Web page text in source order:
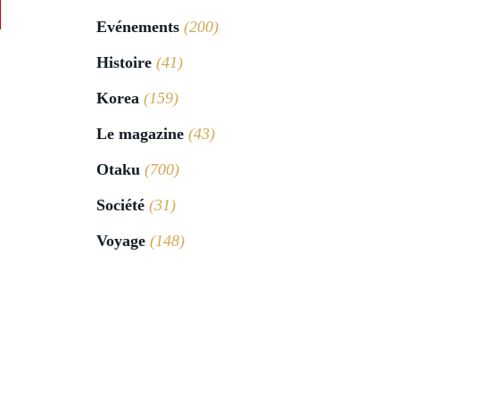
Evénements (200)
Histoire (41)
Korea (159)
Le magazine (43)
Otaku (700)
Société (31)
Voyage (148)